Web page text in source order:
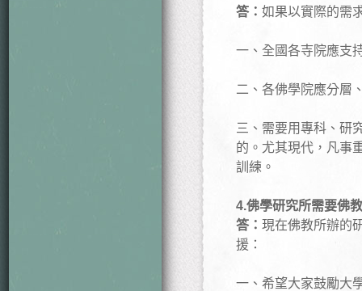
答： 如果以實際的需
一、全國各寺院應支
二、各佛學院應分層
三、需要用專科、研
的。尤其現代，凡事
訓練。
4.佛學研究所需要佛
答： 現在佛教所辦的
援：
一、希望大家鼓勵大